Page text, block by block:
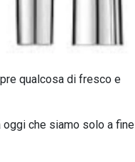
qualcosa di fresco e
oggi che siamo solo a fine